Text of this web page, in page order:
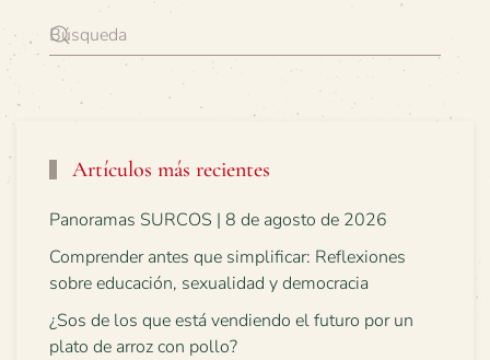
Artículos más recientes
Panoramas SURCOS | 8 de agosto de 2026
Comprender antes que simplificar: Reflexiones
sobre educación, sexualidad y democracia
¿Sos de los que está vendiendo el futuro por un
plato de arroz con pollo?